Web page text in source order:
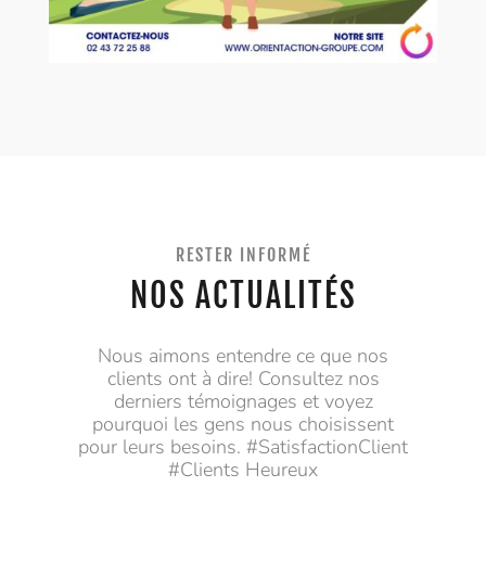
RESTER INFORMÉ
NOS ACTUALITÉS
Nous aimons entendre ce que nos
clients ont à dire! Consultez nos
derniers témoignages et voyez
pourquoi les gens nous choisissent
pour leurs besoins. #SatisfactionClient
#Clients Heureux